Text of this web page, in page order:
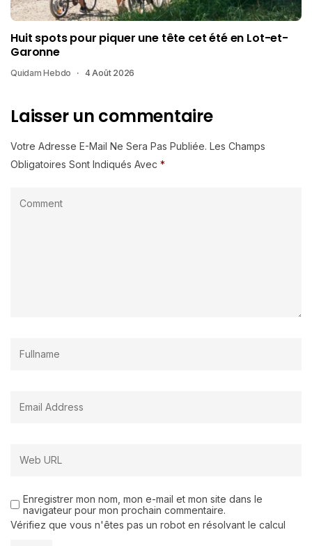
Huit spots pour piquer une tête cet été en Lot-et-
Garonne
Quidam Hebdo 4 Août 2026
Laisser un commentaire
Votre Adresse E-Mail Ne Sera Pas Publiée. Les Champs
Obligatoires Sont Indiqués Avec *
Enregistrer mon nom, mon e-mail et mon site dans le
navigateur pour mon prochain commentaire.
Vérifiez que vous n'êtes pas un robot en résolvant le calcul